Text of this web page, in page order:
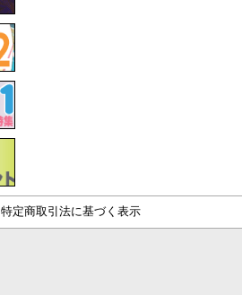
特定商取引法に基づく表示